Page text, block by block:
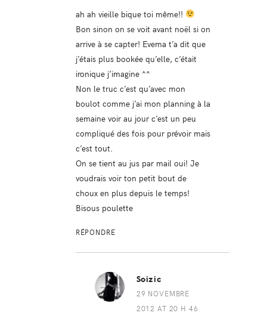
ah ah vieille bique toi même!!
Bon sinon on se voit avant noël si on
arrive à se capter! Evema t’a dit que
j’étais plus bookée qu’elle, c’était
ironique j’imagine ^^
Non le truc c’est qu’avec mon
boulot comme j’ai mon planning à la
semaine voir au jour c’est un peu
compliqué des fois pour prévoir mais
c’est tout.
On se tient au jus par mail oui! Je
voudrais voir ton petit bout de
choux en plus depuis le temps!
Bisous poulette
RÉPONDRE
Soizic
29 NOVEMBRE
2012 AT 20 H 46